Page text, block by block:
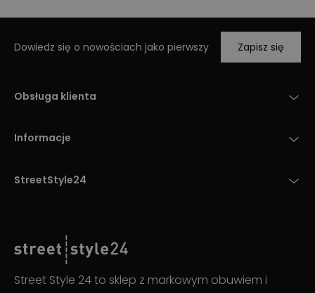
Dowiedz się o nowościach jako pierwszy Zapisz się
Obsługa klienta
Informacje
StreetStyle24
Street Style 24 to sklep z markowym obuwiem i